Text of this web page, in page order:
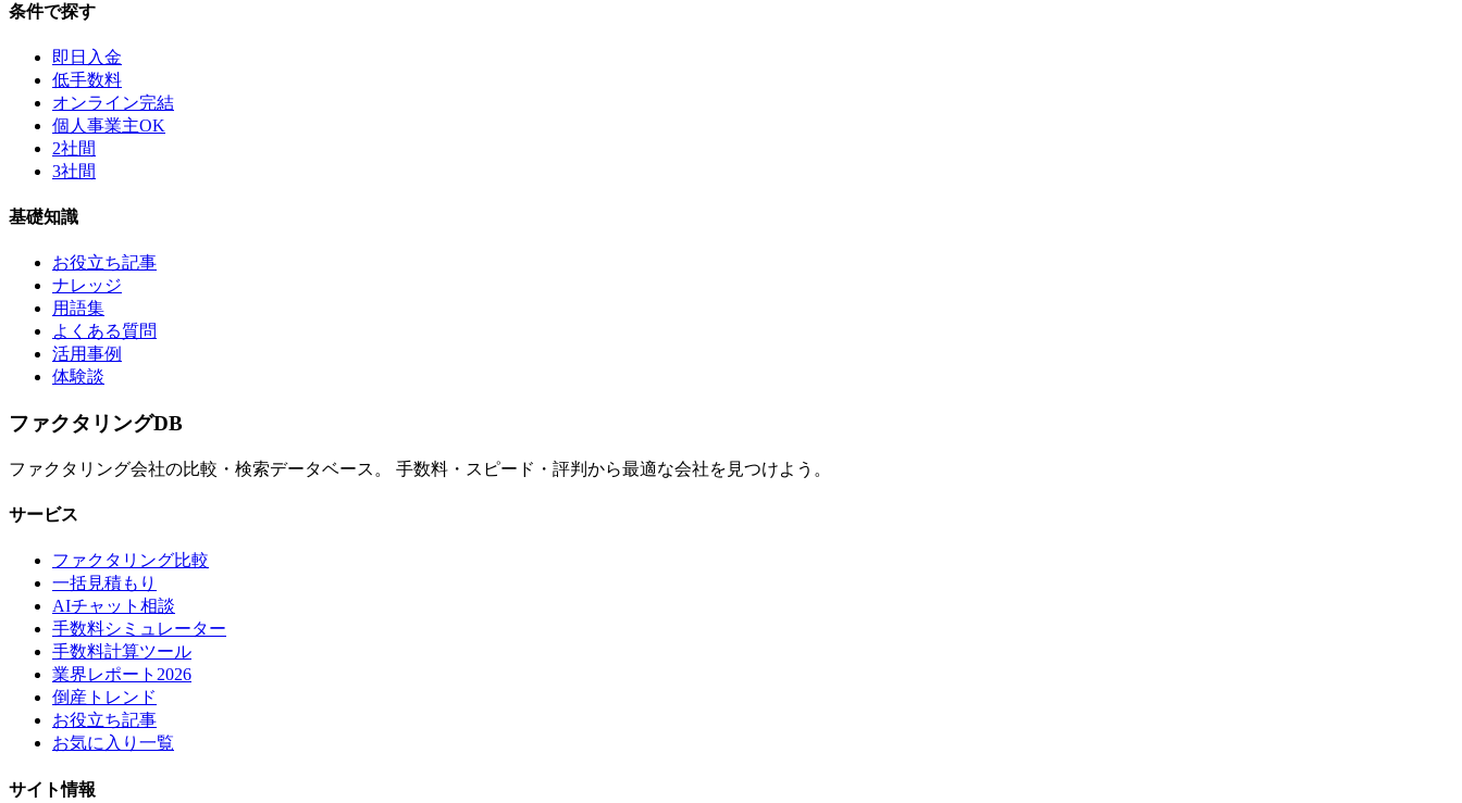
条件で探す
即日入金
低手数料
オンライン完結
個人事業主OK
2社間
3社間
基礎知識
お役立ち記事
ナレッジ
用語集
よくある質問
活用事例
体験談
ファクタリングDB
ファクタリング会社の比較・検索データベース。 手数料・スピード・評判から最適な会社を見つけよう。
サービス
ファクタリング比較
一括見積もり
AIチャット相談
手数料シミュレーター
手数料計算ツール
業界レポート2026
倒産トレンド
お役立ち記事
お気に入り一覧
サイト情報